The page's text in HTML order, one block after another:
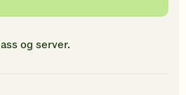
og server.